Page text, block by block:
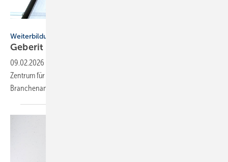
Weiterbildung
Geberit eröffnet neuen Campus für die
09.02.2026
Zentrum für Weiterbildung und bereitet Fachkräfte gezielt auf künftige
Branchenanforderungen